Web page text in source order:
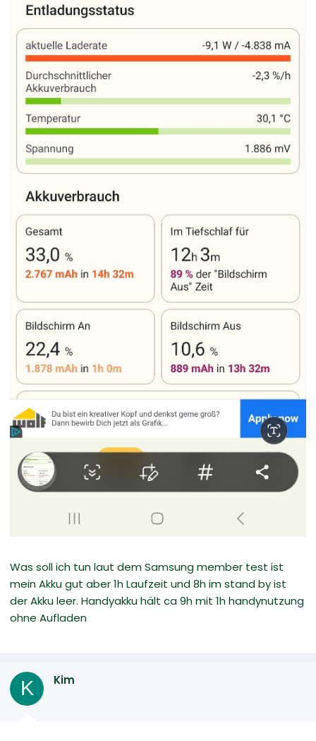
Was soll ich tun laut dem Samsung member test ist
mein Akku gut aber 1h Laufzeit und 8h im stand by ist
der Akku leer. Handyakku hält ca 9h mit 1h handynutzung
ohne Aufladen
K Kim